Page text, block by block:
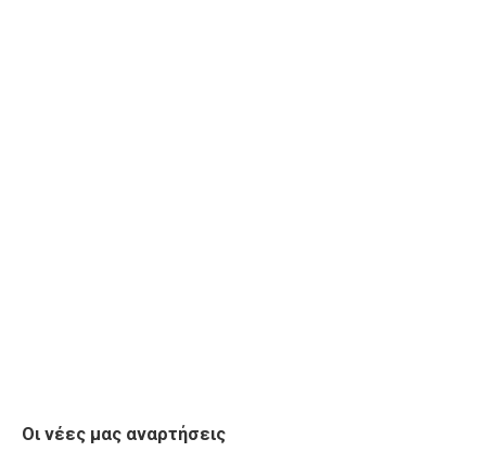
Οι νέες μας αναρτήσεις